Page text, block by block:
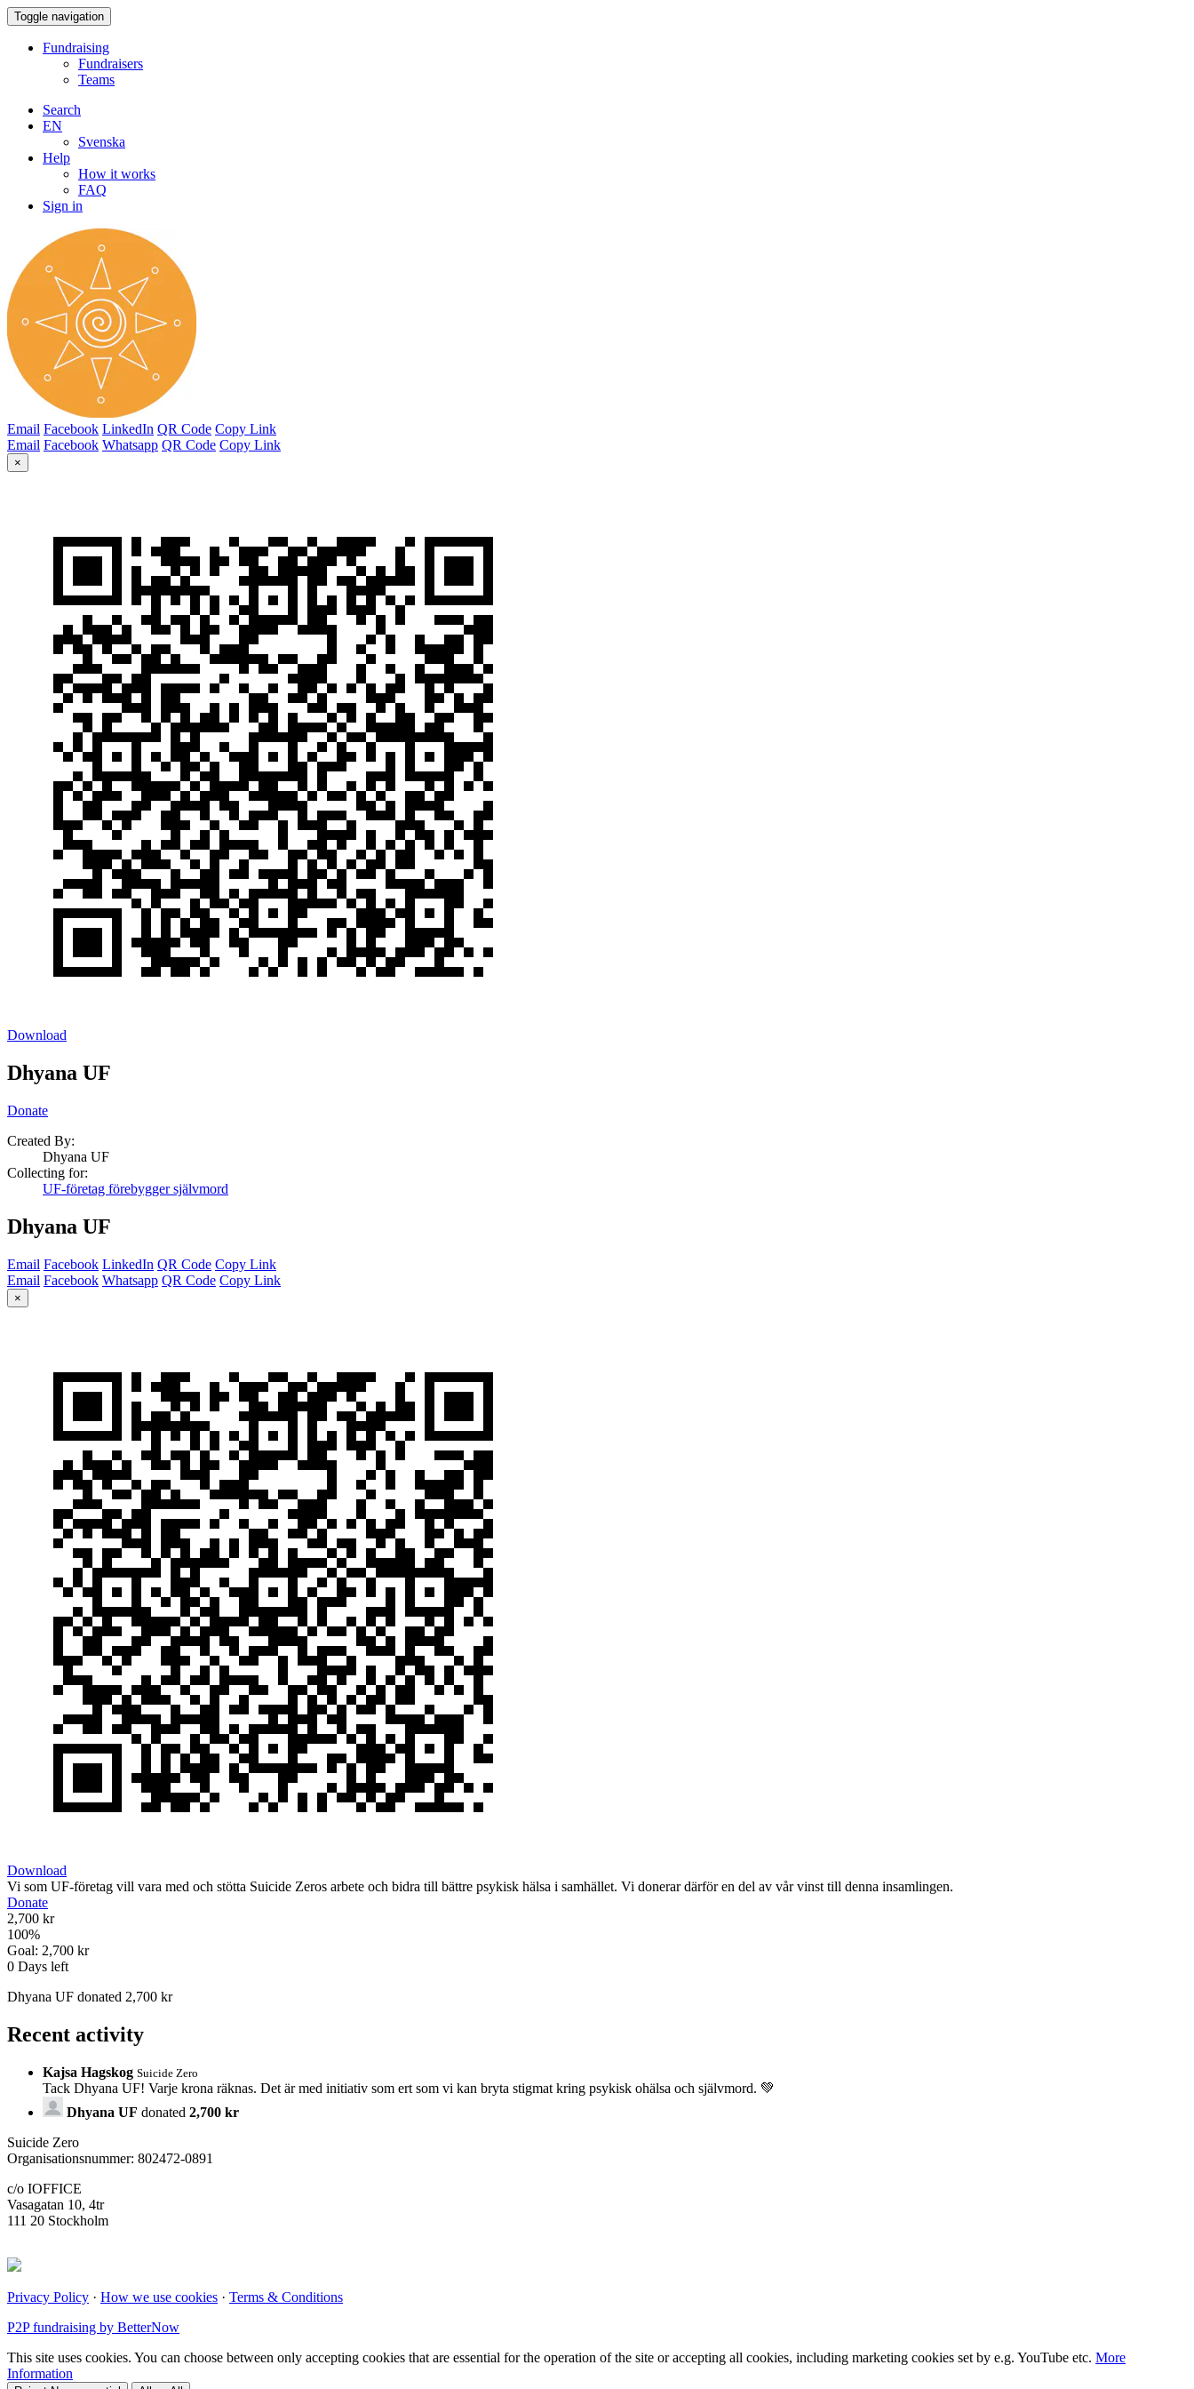
Toggle navigation
Fundraising
Fundraisers
Teams
Search
EN
Svenska
Help
How it works
FAQ
Sign in
Email Facebook LinkedIn QR Code Copy Link
Email Facebook Whatsapp QR Code Copy Link
×
Download
Dhyana UF
Donate
Created By:
Dhyana UF
Collecting for:
UF-företag förebygger självmord
Dhyana UF
Email Facebook LinkedIn QR Code Copy Link
Email Facebook Whatsapp QR Code Copy Link
×
Download
Vi som UF-företag vill vara med och stötta Suicide Zeros arbete och bidra till bättre psykisk hälsa i samhället. Vi donerar därför en del av vår vinst till denna insamlingen.
Donate
2,700 kr
100%
Goal: 2,700 kr
0 Days left
Dhyana UF donated 2,700 kr
Recent activity
Kajsa Hagskog Suicide Zero
Tack Dhyana UF! Varje krona räknas. Det är med initiativ som ert som vi kan bryta stigmat kring psykisk ohälsa och självmord. 💚
Dhyana UF donated 2,700 kr
Suicide Zero
Organisationsnummer: 802472-0891
c/o IOFFICE
Vasagatan 10, 4tr
111 20 Stockholm
Privacy Policy · How we use cookies · Terms & Conditions
P2P fundraising by BetterNow
This site uses cookies. You can choose between only accepting cookies that are essential for the operation of the site or accepting all cookies, including marketing cookies set by e.g. YouTube etc. More
Information